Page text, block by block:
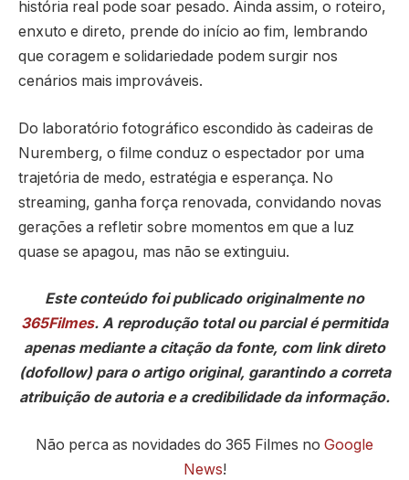
história real pode soar pesado. Ainda assim, o roteiro,
enxuto e direto, prende do início ao fim, lembrando
que coragem e solidariedade podem surgir nos
cenários mais improváveis.
Do laboratório fotográfico escondido às cadeiras de
Nuremberg, o filme conduz o espectador por uma
trajetória de medo, estratégia e esperança. No
streaming, ganha força renovada, convidando novas
gerações a refletir sobre momentos em que a luz
quase se apagou, mas não se extinguiu.
Este conteúdo foi publicado originalmente no
365Filmes. A reprodução total ou parcial é permitida
apenas mediante a citação da fonte, com link direto
(dofollow) para o artigo original, garantindo a correta
atribuição de autoria e a credibilidade da informação.
Não perca as novidades do 365 Filmes no Google
News!